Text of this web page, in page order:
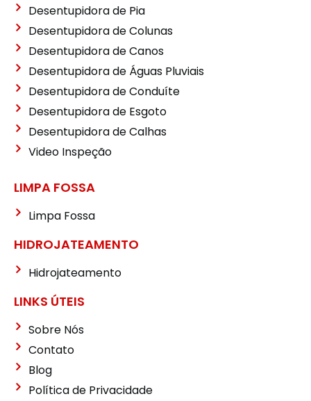
Desentupidora de Pia
Desentupidora de Colunas
Desentupidora de Canos
Desentupidora de Águas Pluviais
Desentupidora de Conduíte
Desentupidora de Esgoto
Desentupidora de Calhas
Video Inspeção
LIMPA FOSSA
Limpa Fossa
HIDROJATEAMENTO
Hidrojateamento
LINKS ÚTEIS
Sobre Nós
Contato
Blog
Política de Privacidade